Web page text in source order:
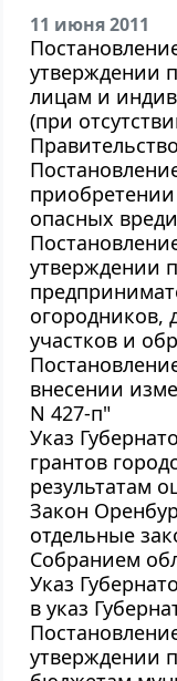
11 июня 2011
утверждении
лицам и
(при
опасных
утверждении
огородников,
участков и
внесении
N 427-п"
Указ
грантов
результатам
Закон
отдельные
Собранием
Указ
в указ
утверждении